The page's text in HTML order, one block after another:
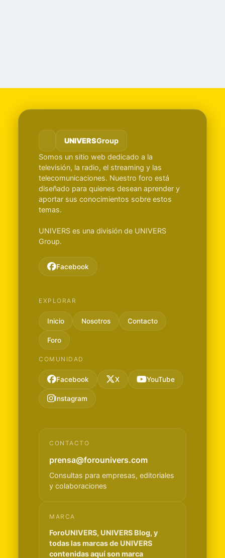
UNIVERSGroup
Somos un sitio web dedicado a la
televisión, la radio, el streaming y las
telecomunicaciones. Nuestro foro está
diseñado para quienes desean aprender y
aportar sus conocimientos sobre estos
temas.
UNIVERS es una división de UNIVERS
Group.
Facebook
EXPLORAR
Inicio Nosotros Contacto
Foro
COMUNIDAD
Facebook X YouTube
Instagram
CONTACTO
prensa@forounivers.com
Consultas para empresas, editoriales
y colaboraciones
MARCA
ForoUNIVERS, UNIVERS Blog, y
todas las marcas de UNIVERS
contenidas aquí son marca